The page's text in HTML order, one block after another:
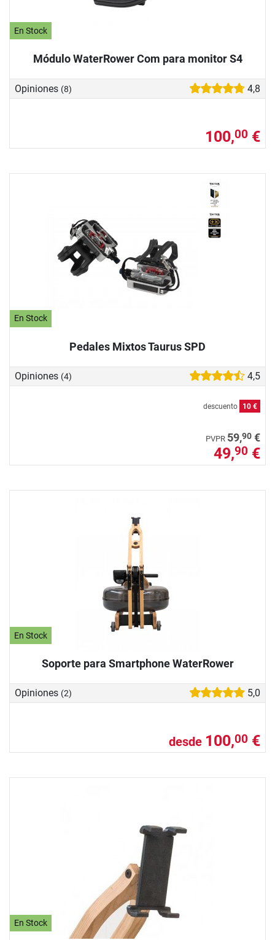
En Stock
Módulo WaterRower Com para monitor S4
Opiniones (8) 4,8
100,00 €
En Stock
Pedales Mixtos Taurus SPD
Opiniones (4) 4,5
descuento 10 €
PVPR 59,90 €
49,90 €
En Stock
Soporte para Smartphone WaterRower
Opiniones (2) 5,0
desde 100,00 €
En Stock